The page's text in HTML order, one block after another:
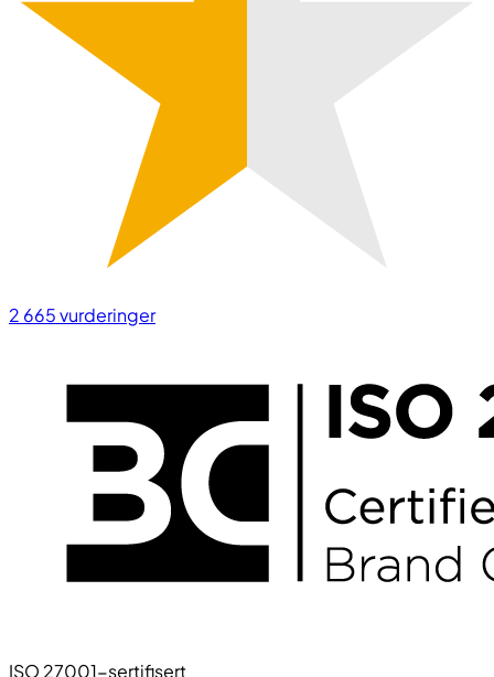
2 665vurderinger
ISO 27001-sertifisert